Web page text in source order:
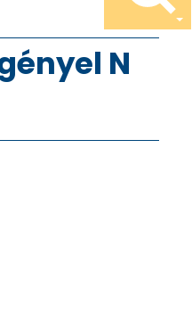
N